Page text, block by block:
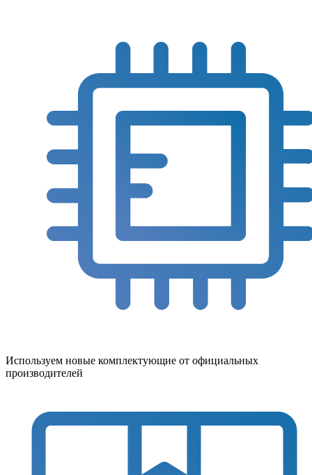
Используем новые комплектующие от официальных
производителей